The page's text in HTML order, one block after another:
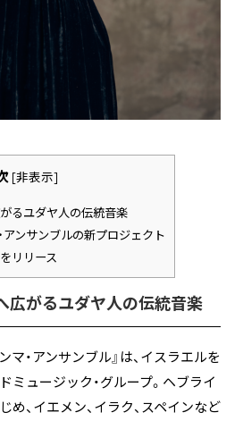
[非表示]
るユダヤ人の伝統音楽
アンサンブルの新プロジェクト
リリース
広がるユダヤ人の伝統音楽
マ・アンサンブル』は、イスラエルを
ミュージック・グループ。ヘブライ
、イエメン、イラク、スペインなど